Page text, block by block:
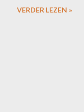
voor terug. Ja,
dat ik Boom zag,
VERDER LEZEN »